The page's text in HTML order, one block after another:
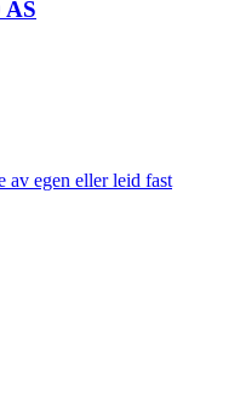
egen eller leid fast